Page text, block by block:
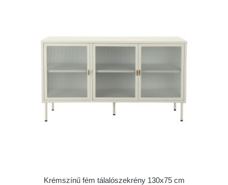
Krémszínű fém tálalószekrény 130x75 cm